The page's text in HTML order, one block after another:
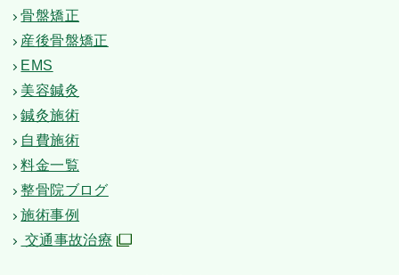
骨盤矯正
産後骨盤矯正
EMS
美容鍼灸
鍼灸施術
自費施術
料金一覧
整骨院ブログ
施術事例
交通事故治療